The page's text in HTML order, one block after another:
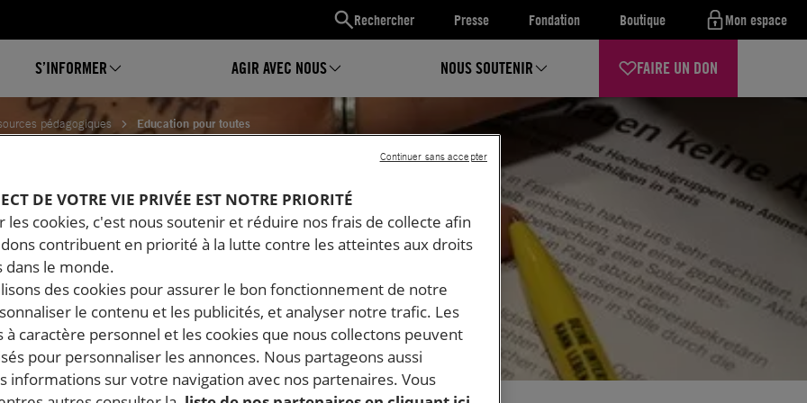
Rechercher Presse Fondation Boutique Mon espace
S’INFORMER AGIR AVEC NOUS NOUS SOUTENIR FAIRE UN DON
pédagogiques Education pour toutes
POUR TOUTES
DE VOTRE VIE PRIVÉE EST NOTRE PRIORITÉ
les cookies, c'est nous soutenir et réduire nos frais de collecte afin
contribuent en priorité à la lutte contre les atteintes aux droits
dans le monde.
des cookies pour assurer le bon fonctionnement de notre
le contenu et les publicités, et analyser notre trafic. Les
à caractère personnel et les cookies que nous collectons peuvent
pour personnaliser les annonces. Nous partageons aussi
informations sur votre navigation avec nos partenaires. Vous
Continuer sans accepter